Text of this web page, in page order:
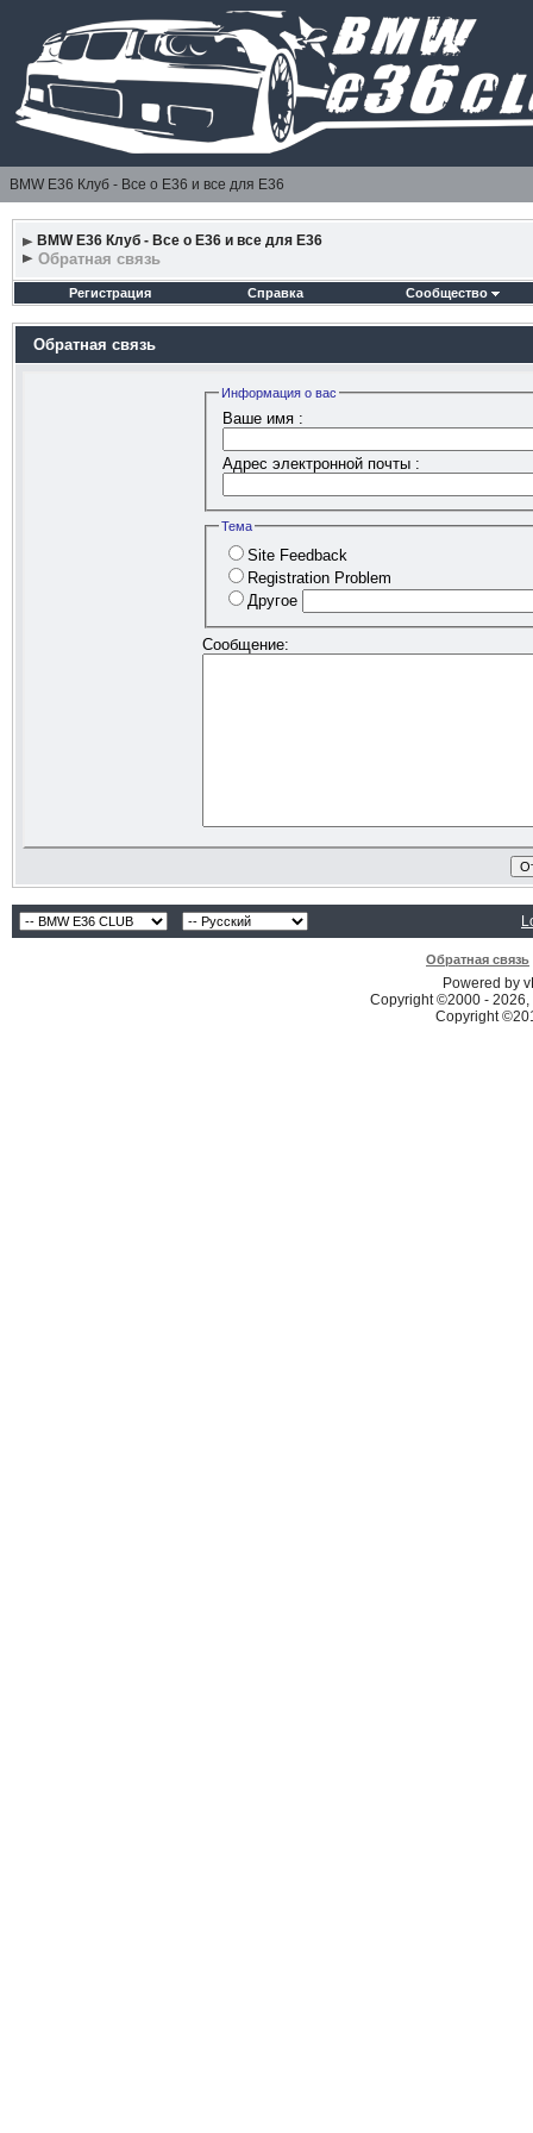
BMW E36 Клуб - Все о Е36 и все для Е36
BMW E36 Клуб - Все о Е36 и все для Е36
Обратная связь
Регистрация Справка Сообщество
Обратная связь
Информация о вас
Ваше имя :
Адрес электронной почты :
Тема
Site Feedback
Registration Problem
Другое
Сообщение:
Обратная связь
Powered by
Copyright ©2000 -
Copyright